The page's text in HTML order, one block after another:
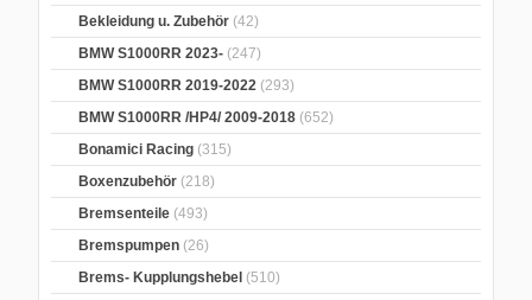
Bekleidung u. Zubehör (42)
BMW S1000RR 2023- (247)
BMW S1000RR 2019-2022 (293)
BMW S1000RR /HP4/ 2009-2018 (652)
Bonamici Racing (315)
Boxenzubehör (218)
Bremsenteile (493)
Bremspumpen (26)
Brems- Kupplungshebel (510)